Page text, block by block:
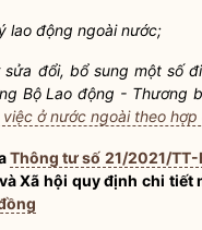
lao động ngoài nước;
đổi, bổ sung một số
Bộ Lao động - Thương
ở nước ngoài theo hợp
Thông tư số 21/2021/TT-
Xã hội quy định chi tiết